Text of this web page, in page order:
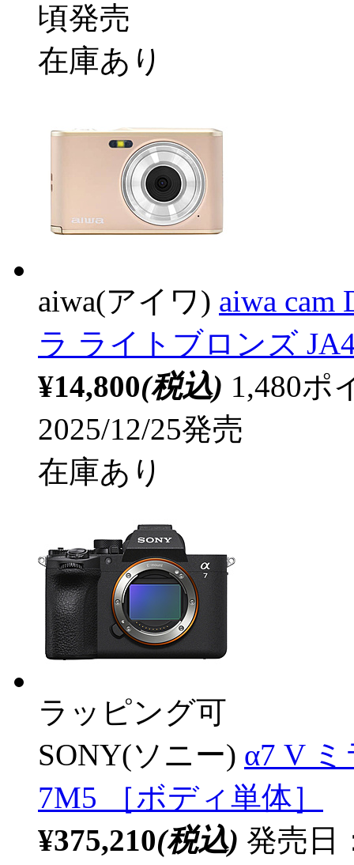
頃発売
在庫あり
aiwa(アイワ) aiwa
ラ ライトブロンズ
¥14,800(税込) 1,480ポ
2025/12/25発売
在庫あり
ラッピング可
SONY(ソニー) α7 V
7M5 ［ボディ単体］
¥375,210(税込) 発売日